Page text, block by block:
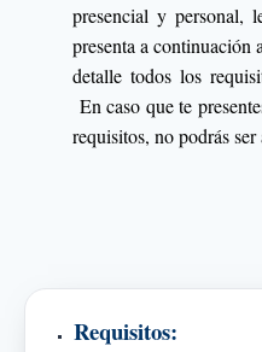
presencial y personal,
presenta a continuación
detalle todos los
En caso que te
requisitos, no podrás ser
Requisitos: